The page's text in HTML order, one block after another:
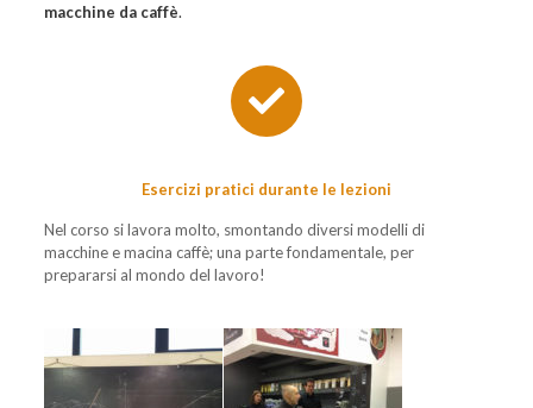
macchine da caffè.
Esercizi pratici durante le lezioni
Nel corso si lavora molto, smontando diversi modelli di
macchine e macina caffè; una parte fondamentale, per
prepararsi al mondo del lavoro!